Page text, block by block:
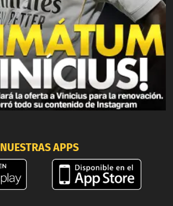
NUESTRAS APPS